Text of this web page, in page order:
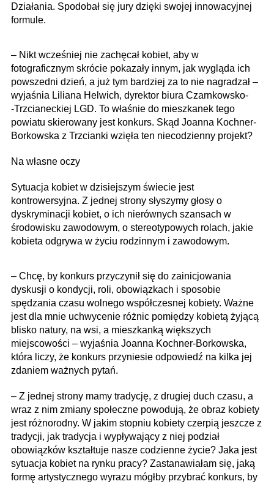
Działania. Spodobał się jury dzięki swojej innowacyjnej
formule.
– Nikt wcześniej nie zachęcał kobiet, aby w
fotograficznym skrócie pokazały innym, jak wygląda ich
powszedni dzień, a już tym bardziej za to nie nagradzał –
wyjaśnia Liliana Helwich, dyrektor biura Czarnkowsko-
-Trzcianec­kiej LGD. To właśnie do mieszkanek tego
powiatu skierowany jest konkurs. Skąd Joanna Kochner-
Borkowska z Trzcianki wzięła ten niecodzienny projekt?
Na własne oczy
Sytuacja kobiet w dzisiejszym świecie jest
kontrowersyjna. Z jednej strony słyszymy głosy o
dyskryminacji kobiet, o ich nierównych szansach w
środowisku zawodowym, o stereotypowych rolach, jakie
kobieta odgrywa w życiu rodzinnym i zawodowym.
– Chcę, by konkurs przyczynił się do zainicjowania
dyskusji o kondycji, roli, obowiązkach i sposobie
spędzania czasu wolnego współczesnej kobiety. Ważne
jest dla mnie uchwycenie różnic pomiędzy kobietą żyjącą
blisko natury, na wsi, a mieszkanką większych
miejscowości – wyjaśnia Joanna Kochner-Borkowska,
która liczy, że konkurs przyniesie odpowiedź na kilka jej
zdaniem ważnych pytań.
– Z jednej strony mamy tradycję, z drugiej duch czasu, a
wraz z nim zmiany społeczne powodują, że obraz kobiety
jest różnorodny. W jakim stopniu kobiety czerpią jeszcze z
tradycji, jak tradycja i wypływający z niej podział
obowiązków kształtuje nasze codzienne życie? Jaka jest
sytuacja kobiet na rynku pracy? Zastanawiałam się, jaką
formę artystycznego wyrazu mógłby przybrać konkurs, by